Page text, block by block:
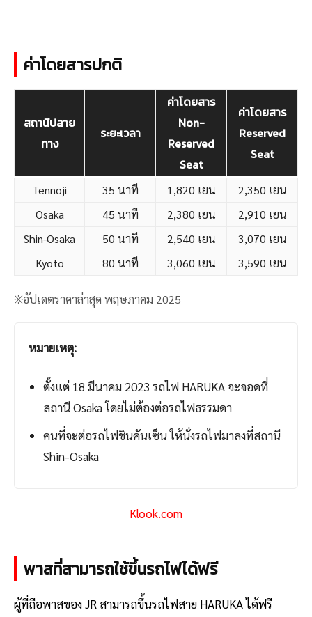
ค่าโดยสารปกติ
สถานีปลาย
ทาง
ระยะเวลา
ค่าโดยสาร
Non-
Reserved
Seat
ค่าโดยสาร
Reserved
Seat
Tennoji 35 นาที 1,820 เยน
2,350 เยน
Osaka
45 นาที 2,380 เยน
2,910 เยน
Shin-Osaka
50 นาที 2,540 เยน
3,070 เยน
Kyoto
80 นาที 3,060 เยน 3,590 เยน
※อัปเดตราคาล่าสุด พฤษภาคม 2025
หมายเหตุ:
ตั้งแต่ 18 มีนาคม 2023 รถไฟ HARUKA จะจอดที่
สถานี Osaka โดยไม่ต้องต่อรถไฟธรรมดา
คนที่จะต่อรถไฟชินคันเซ็น ให้นั่งรถไฟมาลงที่สถานี
Shin-Osaka
Klook.com
พาสที่สามารถใช้ขึ้นรถไฟได้ฟรี
ผู้ที่ถือพาสของ JR สามารถขึ้นรถไฟสาย HARUKA ได้ฟรี